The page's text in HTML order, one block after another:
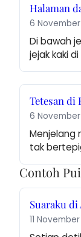
Halaman
6
Di bawah
jejak kaki
Tetesan di
6
Menjelang
tak
Contoh
Suaraku di
11